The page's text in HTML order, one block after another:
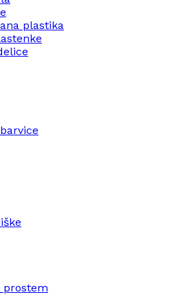
plastika
prostem